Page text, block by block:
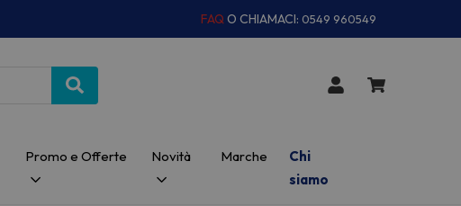
FAQ O CHIAMACI: 0549 960549
Promo e Offerte Novità Marche
Chi
siamo